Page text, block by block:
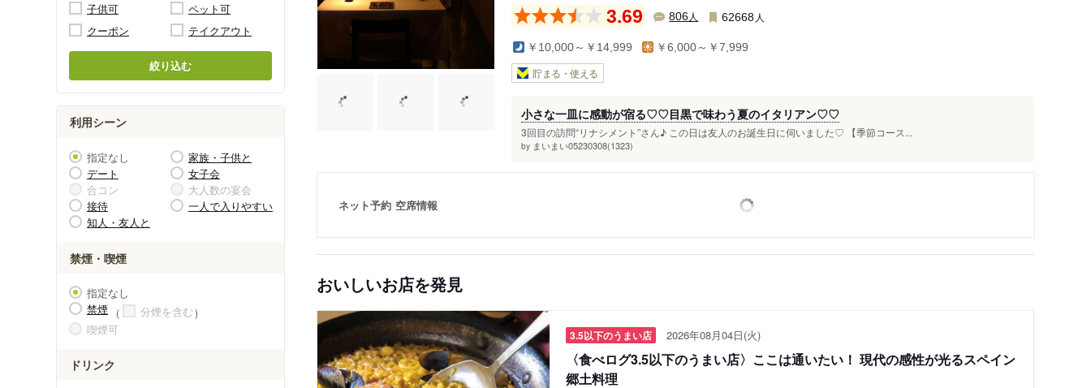
子供可
ペット可
クーポン
テイクアウト
絞り込む
利用シーン
指定なし
家族・子供と
デート
女子会
合コン
大人数の宴会
接待
一人で入りやすい
知人・友人と
禁煙・喫煙
指定なし
禁煙
分煙を含む
喫煙可
ドリンク
3.69 806人 62668 人
￥10,000～￥14,999 ￥6,000～￥7,999
貯まる・使える
小さな一皿に感動が宿る♡♡目黒で味わう夏のイタリアン♡♡
3回目の訪問“リナシメント”さん♪ この日は友人のお誕生日に伺いました♡ 【季節コース...
by まいまい05230308(1323)
ネット予約 空席情報
おいしいお店を発見
3.5以下のうまい店 2026年08月04日(火)
〈食べログ3.5以下のうまい店〉ここは通いたい！ 現代の感性が光るスペイン
郷土料理